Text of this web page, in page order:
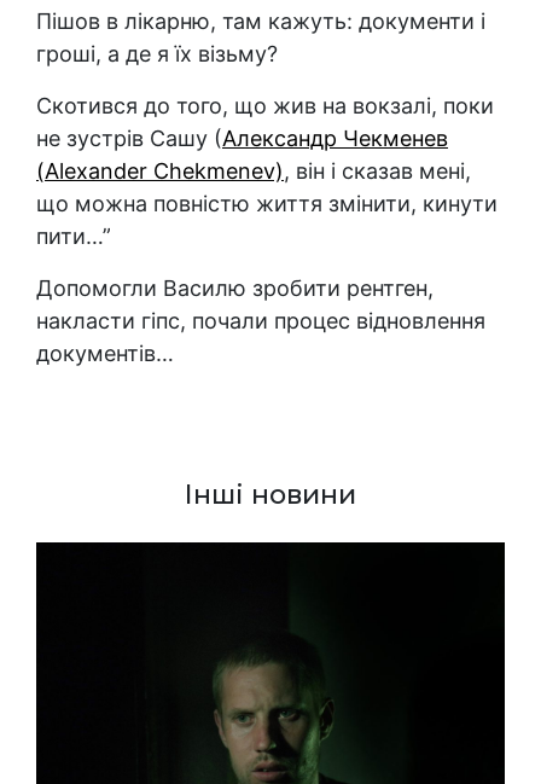
Пішов в лікарню, там кажуть: документи і
гроші, а де я їх візьму?
Скотився до того, що жив на вокзалі, поки
не зустрів Сашу (Александр Чекменев
(Alexander Chekmenev), він і сказав мені,
що можна повністю життя змінити, кинути
пити…”
Допомогли Василю зробити рентген,
накласти гіпс, почали процес відновлення
документів…
Інші новини